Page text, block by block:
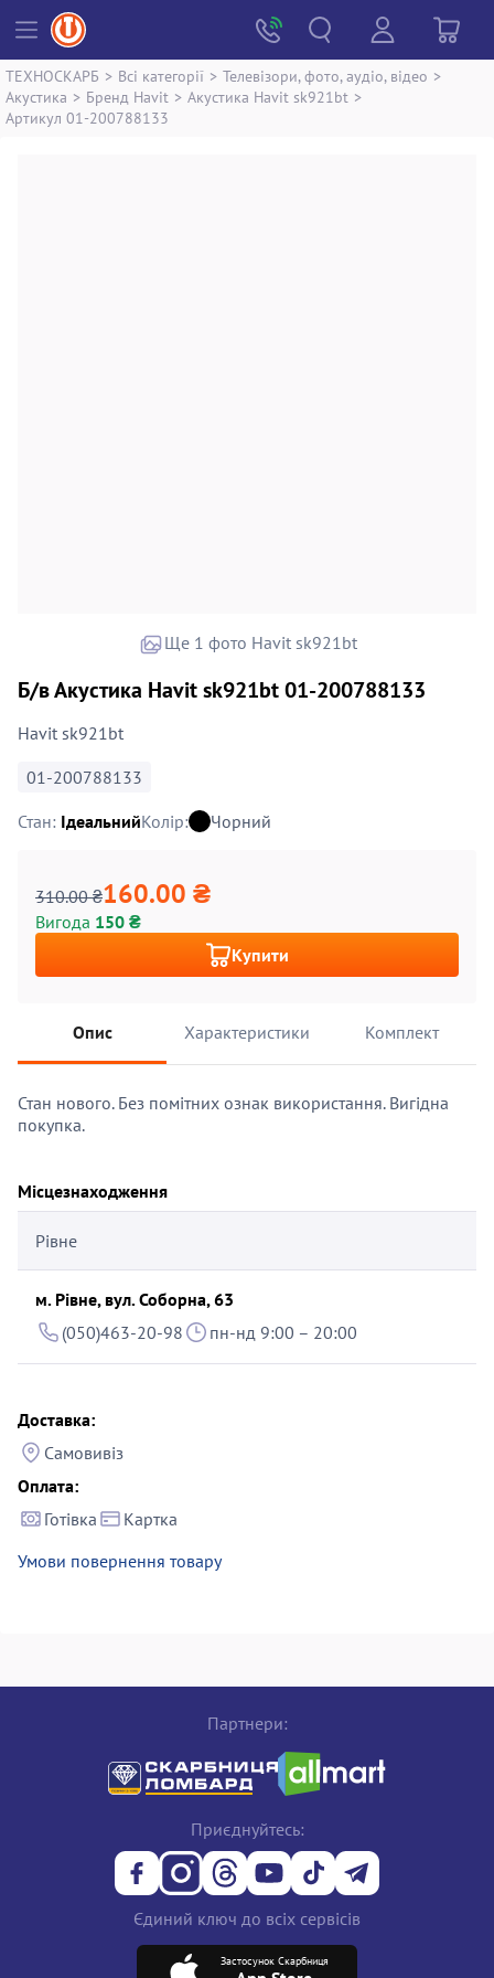
ТЕХНОСКАРБ > Всі категорії > Телевізори, фото, аудіо, відео >
Акустика > Бренд Havit > Акустика Havit sk921bt >
Артикул 01-200788133
Ще 1 фото Havit sk921bt
Б/в Акустика Havit sk921bt 01-200788133
Havit sk921bt
01-200788133
Стан: ІдеальнийКолір: Чорний
310.00 ₴160.00 ₴
Вигода 150 ₴
Купити
Опис Характеристики Комплект
Стан нового. Без помітних ознак використання. Вигідна
покупка.
Місцезнаходження
Рівне
м. Рівне, вул. Соборна, 63
(050)463-20-98
пн-нд 9:00 – 20:00
Доставка:
Самовивіз
Оплата:
Готівка
Картка
Умови повернення товару
Партнери:
Приєднуйтесь:
Єдиний ключ до всіх сервісів
Застосунок Скарбниця